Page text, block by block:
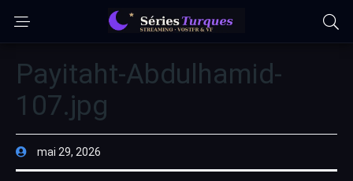
Payitaht-Abdulhamid-
107.jpg
mai 29, 2026